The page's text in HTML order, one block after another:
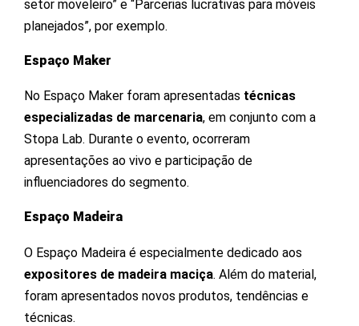
setor moveleiro” e “Parcerias lucrativas para móveis
planejados”, por exemplo.
Espaço Maker
No Espaço Maker foram apresentadas técnicas
especializadas de marcenaria, em conjunto com a
Stopa Lab. Durante o evento, ocorreram
apresentações ao vivo e participação de
influenciadores do segmento.
Espaço Madeira
O Espaço Madeira é especialmente dedicado aos
expositores de madeira maciça. Além do material,
foram apresentados novos produtos, tendências e
técnicas.